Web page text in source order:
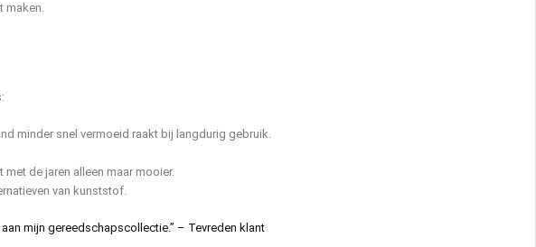
maken.
minder snel vermoeid raakt bij langdurig gebruik.
de jaren alleen maar mooier.
van kunststof.
mijn gereedschapscollectie.” – Tevreden klant